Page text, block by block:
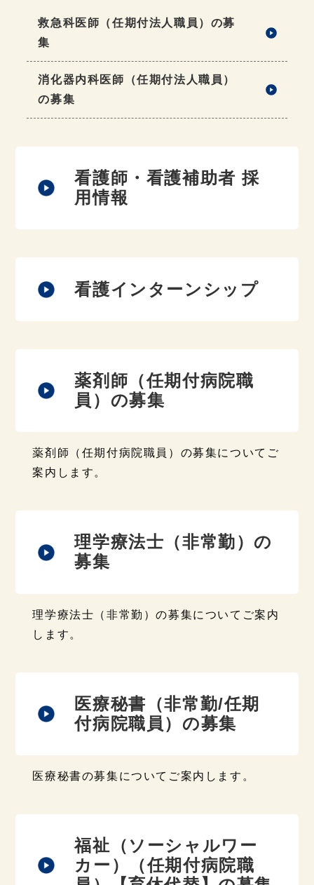
救急科医師（任期付法人職員）の募
集
消化器内科医師（任期付法人職員）
の募集
看護師・看護補助者 採
用情報
看護インターンシップ
薬剤師（任期付病院職
員）の募集
薬剤師（任期付病院職員）の募集についてご
案内します。
理学療法士（非常勤）の
募集
理学療法士（非常勤）の募集についてご案内
します。
医療秘書（非常勤/任期
付病院職員）の募集
医療秘書の募集についてご案内します。
福祉（ソーシャルワー
カー）（任期付病院職